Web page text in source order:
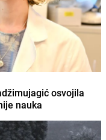
osvojila
nauka